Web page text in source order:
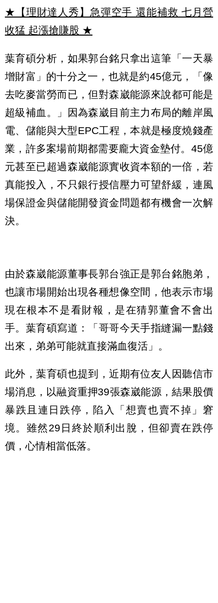
★【理財達人秀】急彈空手 還能補救 七月營
收猛 起漲搶賺股 ★
葉育碩分析，如果郭台銘只拿出這筆「一天暴
增財富」的十分之一，也就是約45億元，「像
去吃麥當勞而已，但對森崴能源來說都可能是
超級補血。」因為森崴目前主力布局的離岸風
電、儲能與大型EPC工程，本就是極度燒錢產
業，許多案場前期都需要龐大資金墊付。45億
元甚至已超過森崴能源實收資本額的一倍，若
真能投入，不只銀行授信壓力可望舒緩，連風
場保證金與儲能開發資金問題都有機會一次解
決。
由於森崴能源董事長郭台強正是郭台銘胞弟，
也讓市場開始出現各種想像空間，他表示市場
現在根本不是看財報，是在猜郭董會不會出
手。葉育碩寫道：「哥哥今天手指縫漏一點錢
出來，弟弟可能就直接滿血復活」。
此外，葉育碩也提到，近期有位友人因聽信市
場消息，以融資重押39張森崴能源，結果股價
暴跌且連日跌停，陷入「想賣也賣不掉」窘
境。雖然29日終於順利出脫，但卻賣在跌停
價，心情相當低落。